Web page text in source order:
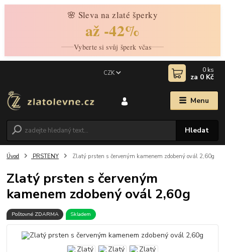
🌸 Sleva na zlaté šperky
až -42%
Vyberte si svůj šperk včas
Menu
CZK
Hledat
0 ks
za 0 Kč
Úvod PRSTENY Zlatý prsten s červeným kamenem zdobený ovál 2,60g
Zlatý prsten s červeným
kamenem zdobený ovál 2,60g
Poštovné ZDARMA Skladem